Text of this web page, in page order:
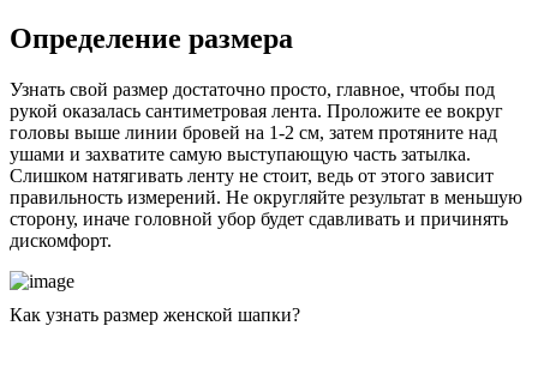
Определение размера
Узнать свой размер достаточно просто, главное, чтобы под
рукой оказалась сантиметровая лента. Проложите ее вокруг
головы выше линии бровей на 1-2 см, затем протяните над
ушами и захватите самую выступающую часть затылка.
Слишком натягивать ленту не стоит, ведь от этого зависит
правильность измерений. Не округляйте результат в меньшую
сторону, иначе головной убор будет сдавливать и причинять
дискомфорт.
Как узнать размер женской шапки?